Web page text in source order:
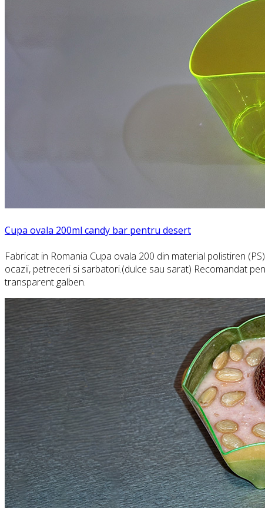
Cupa ovala 200ml candy bar pentru desert
Fabricat in Romania Cupa ovala 200 din material polistiren
ocazii, petreceri si sarbatori.(dulce sau sarat) Recomandat
transparent galben.